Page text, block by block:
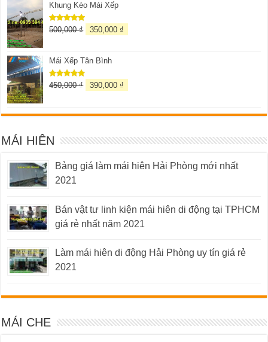
5 sao
Khung Kèo Mái Xếp
Được xếp
500,000₫ 350,000 ₫
Mái Xếp Tân Bình
Được xếp
450,000₫ 390,000 ₫
MÁI HIÊN
Bảng giá làm mái hiên Hải Phòng mới nhất
2021
Bán vật tư linh kiện mái hiên di động tại TPHCM
giá rẻ nhất năm 2021
Làm mái hiên di động Hải Phòng uy tín giá rẻ
2021
MÁI CHE